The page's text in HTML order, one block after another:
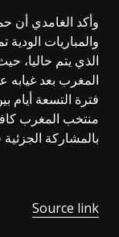
وأكد الغامدي أن
والمباريات
الذي يتم حاليا،
المغرب بعد غيابه
فترة التسعة أيام
منتخب المغرب
بالمشاركة
Source link